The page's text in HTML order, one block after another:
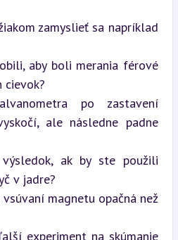
zamyslieť sa napríklad
aby boli merania férové
cievok?
po zastavení
ale následne padne
ak by ste použili
v jadre?
magnetu opačná než
experiment na skúmanie